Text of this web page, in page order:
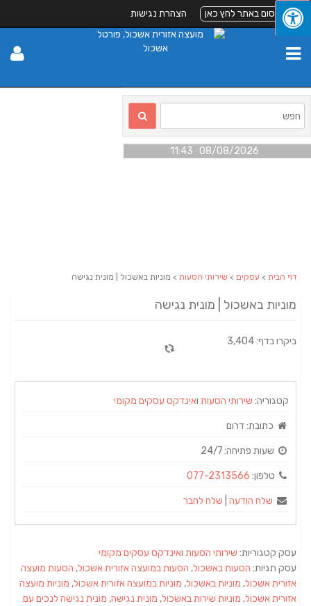
לפרסום באתר לחץ כאן הצהרת נגישות
08/08/2026 11:43
דף הבית > עסקים > שירותי הסעות > מוניות באשכול | מונית נגישה
מוניות באשכול | מונית נגישה
ביקרו בדף: 3,404
קטגוריה: שירותי הסעות ואינדקס עסקים מקומי
כתובת: דרום
שעות פתיחה:24/7
טלפון: 077-2313566
שלח הודעה שלח לחבר
עסק קטגוריות: שירותי הסעות ואינדקס עסקים מקומי
עסק תגיות: הסעות באשכול, הסעות במועצה אזורית אשכול, הסעות מועצה
אזורית אשכול, מוניות באשכול, מוניות במועצה אזורית אשכול, מוניות מועצה
אזורית אשכול, מוניות שירות באשכול, מונית נגישה, מונית נגישה לנכים עם